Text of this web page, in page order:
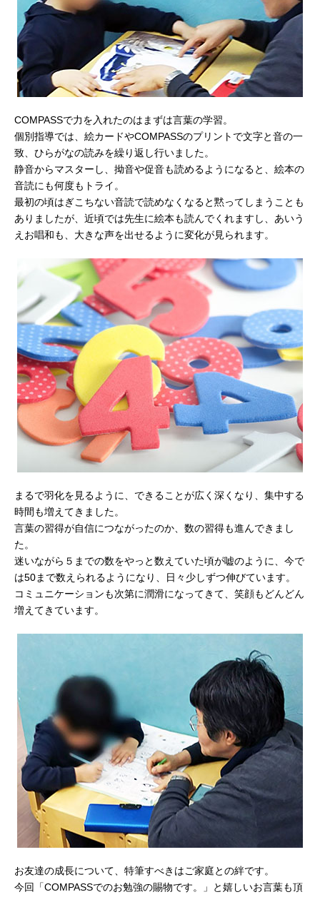
COMPASSで力を入れたのはまずは言葉の学習。
個別指導では、絵カードやCOMPASSのプリントで文字と音の一
致、ひらがなの読みを繰り返し行いました。
静音からマスターし、拗音や促音も読めるようになると、絵本の
音読にも何度もトライ。
最初の頃はぎこちない音読で読めなくなると黙ってしまうことも
ありましたが、近頃では先生に絵本も読んでくれますし、あいう
えお唱和も、大きな声を出せるように変化が見られます。
まるで羽化を見るように、できることが広く深くなり、集中する
時間も増えてきました。
言葉の習得が自信につながったのか、数の習得も進んできまし
た。
迷いながら５までの数をやっと数えていた頃が嘘のように、今で
は50まで数えられるようになり、日々少しずつ伸びています。
コミュニケーションも次第に潤滑になってきて、笑顔もどんどん
増えてきています。
お友達の成長について、特筆すべきはご家庭との絆です。
今回「COMPASSでのお勉強の賜物です。」と嬉しいお言葉も頂